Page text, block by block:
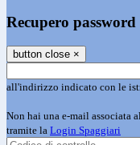
Recupero password
button close ×
all'indirizzo indicato con le
Non hai una e-mail associata
tramite la Login Spaggiari